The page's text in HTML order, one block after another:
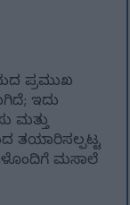
ಪ್ರಮುಖ
ಇದು
ಮತ್ತು
ತಯಾರಿಸಲ್ಪಟ್ಟ
ಮಸಾಲೆ